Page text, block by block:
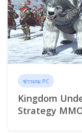
ข่าวเกม PC
Kingdom
Strategy